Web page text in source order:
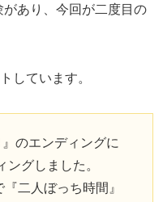
あり、今回が二度目の
しています。
のエンディングに
グしました。
二人ぼっち時間』